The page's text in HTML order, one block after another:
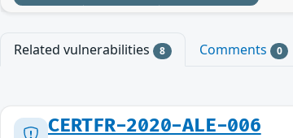
Related vulnerabilities 8 Comments 0
CERTFR-2020-ALE-006